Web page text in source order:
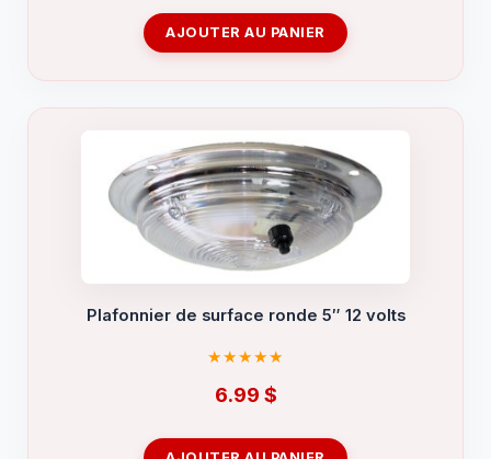
AJOUTER AU PANIER
Plafonnier de surface ronde 5″ 12 volts
6.99 $